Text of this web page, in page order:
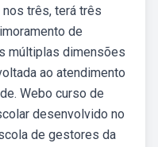
três, terá três
de
múltiplas dimensões
ao atendimento
Webo curso de
desenvolvido no
de gestores da